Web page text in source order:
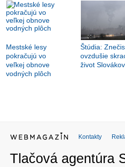
Mestské lesy
pokračujú vo
veľkej obnove
vodných plôch
Štúdia:
ovzdušie
život Slovákov
Kontakty
Tlačová agentúra